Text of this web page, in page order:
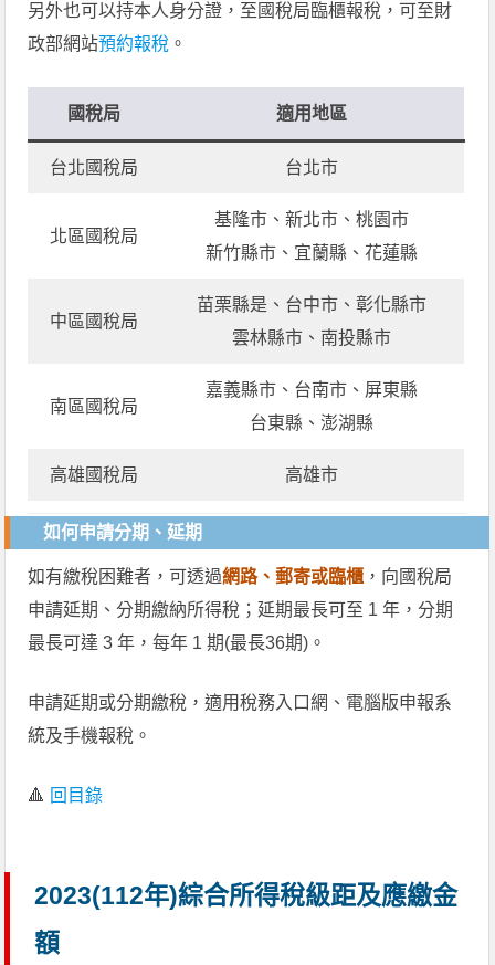
另外也可以持本人身分證，至國稅局臨櫃報稅，可至財
政部網站預約報稅 。
國稅局 適用地區
台北國稅局 台北市
北區國稅局
基隆市、新北市、桃園市
新竹縣市、宜蘭縣、花蓮縣
中區國稅局
苗栗縣是、台中市、彰化縣市
雲林縣市、南投縣市
南區國稅局
嘉義縣市、台南市、屏東縣
台東縣、澎湖縣
高雄國稅局 高雄市
如何申請分期、延期
如有繳稅困難者，可透過網路、郵寄或臨櫃 ，向國稅局
申請延期、分期繳納所得稅；延期最長可至 1 年，分期
最長可達 3 年，每年 1 期(最長36期)。
申請延期或分期繳稅，適用稅務入口網、電腦版申報系
統及手機報稅。
🔺 回目錄
2023(112年)綜合所得稅級距及應繳金
額